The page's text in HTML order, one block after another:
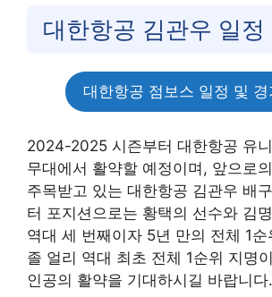
대한항공 김관우 일정
대한항공 점보스 일정 및 경
2024-2025 시즌부터 대한항공 유
무대에서 활약할 예정이며, 앞으로
주목받고 있는 대한항공 김관우 배
터 포지션으로는 황택의 선수와 김
역대 세 번째이자 5년 만의 전체 1순
졸 얼리 역대 최초 전체 1순위 지명
인공의 활약을 기대하시길 바랍니다.